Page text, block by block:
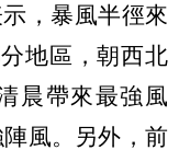
，暴風半徑來
地區，朝西北
晨帶來最強風
風。另外，前